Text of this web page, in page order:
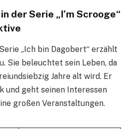
der Serie „I’m Scrooge“
„Ich bin Dagobert“ erzählt
Sie beleuchtet sein Leben, da
Jahre alt wird. Er
und geht seinen Interessen
großen Veranstaltungen.